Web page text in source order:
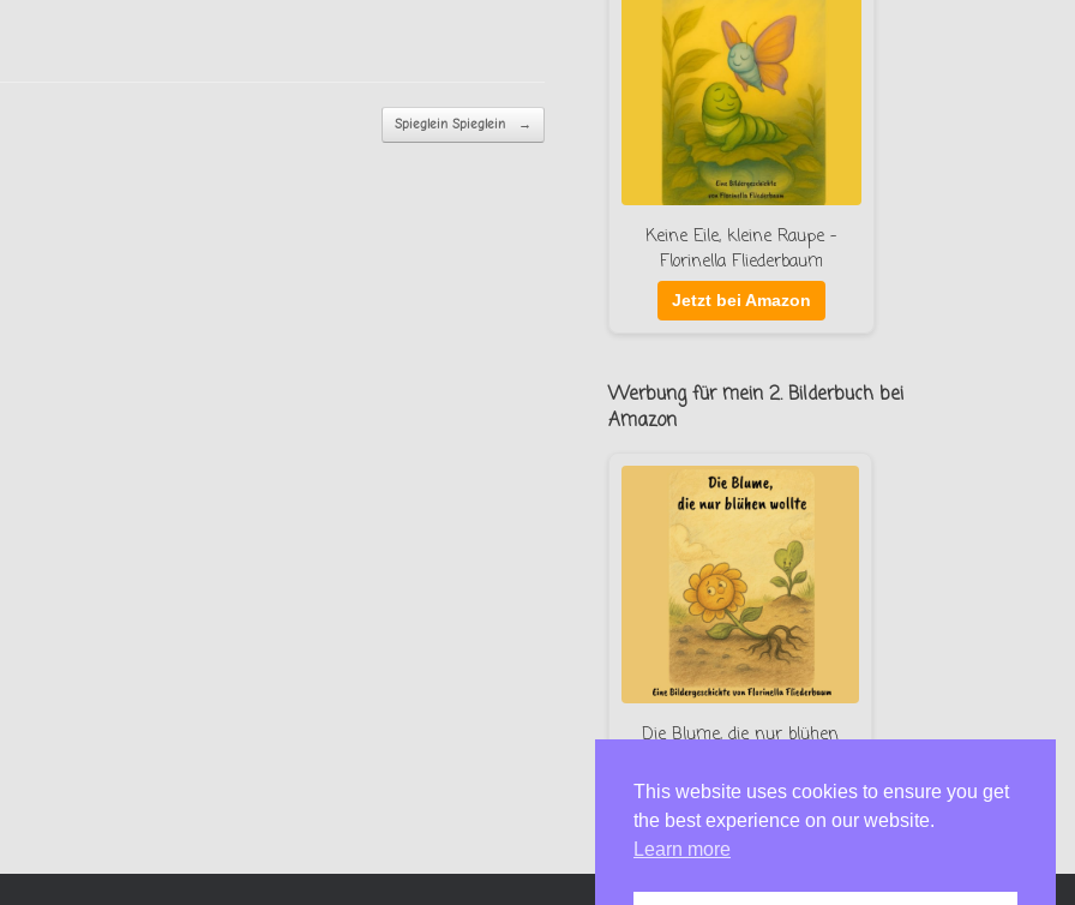
Spieglein Spieglein →
Keine Eile, kleine Raupe –
Florinella Fliederbaum
Jetzt bei Amazon
Werbung für mein 2. Bilderbuch bei
Amazon
Die Blume, die nur blühen
Jetzt bei Amazon
This website uses cookies to ensure you get
the best experience on our website.
Learn more